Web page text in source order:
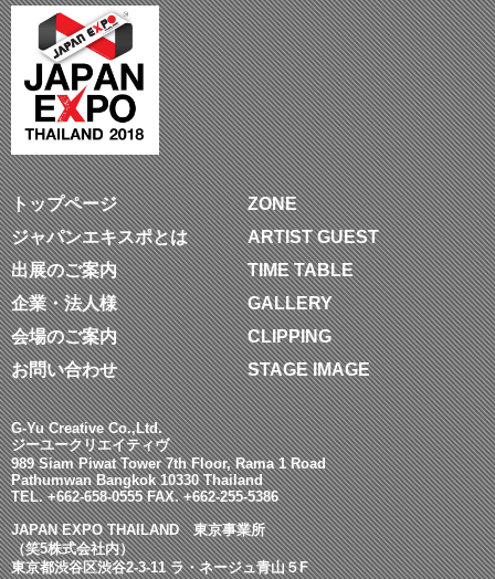
トップページ
ジャパンエキスポとは
出展のご案内
企業・法人様
会場のご案内
お問い合わせ
ZONE
ARTIST GUEST
TIME TABLE
GALLERY
CLIPPING
STAGE IMAGE
G-Yu Creative Co.,Ltd.
ジーユークリエイティヴ
989 Siam Piwat Tower 7th Floor, Rama 1 Road
Pathumwan Bangkok 10330 Thailand
TEL. +662-658-0555 FAX. +662-255-5386
JAPAN EXPO THAILAND 東京事業所
（笑5株式会社内）
東京都渋谷区渋谷2-3-11 ラ・ネージュ青山５F